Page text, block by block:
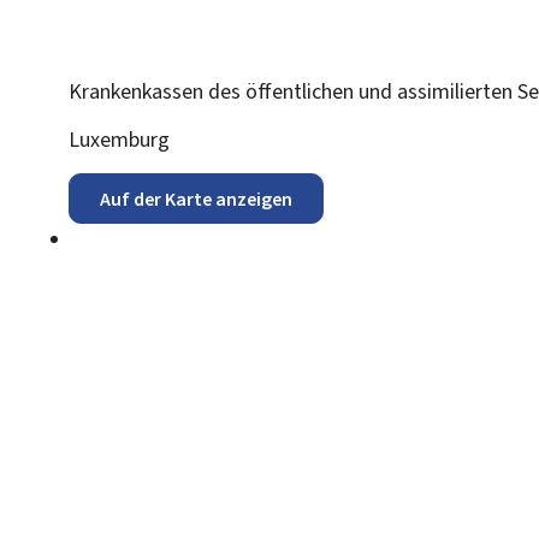
Krankenkassen des öffentlichen und assimilierten
ADRESSE:
Luxemburg
Auf der Karte anzeigen